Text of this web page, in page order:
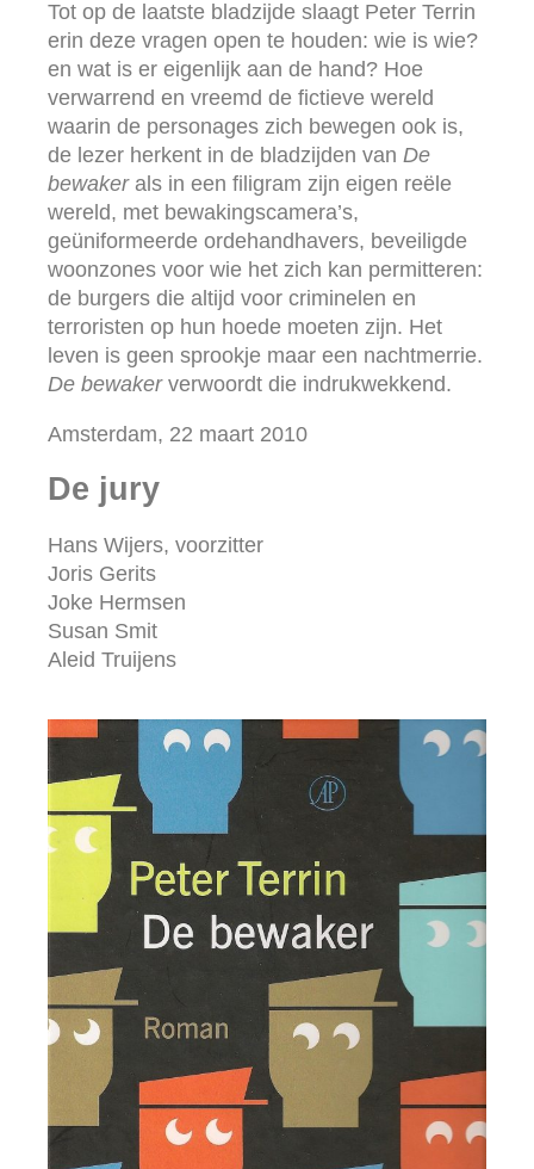
Tot op de laatste bladzijde slaagt Peter Terrin
erin deze vragen open te houden: wie is wie?
en wat is er eigenlijk aan de hand? Hoe
verwarrend en vreemd de fictieve wereld
waarin de personages zich bewegen ook is,
de lezer herkent in de bladzijden van De
bewakerals in een filigram zijn eigen reële
wereld, met bewakingscamera’s,
geüniformeerde ordehandhavers, beveiligde
woonzones voor wie het zich kan permitteren:
de burgers die altijd voor criminelen en
terroristen op hun hoede moeten zijn. Het
leven is geen sprookje maar een nachtmerrie.
De bewakerverwoordt die indrukwekkend.
Amsterdam, 22 maart 2010
De jury
Hans Wijers, voorzitter
Joris Gerits
Joke Hermsen
Susan Smit
Aleid Truijens